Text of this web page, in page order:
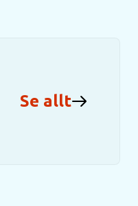
Se allt